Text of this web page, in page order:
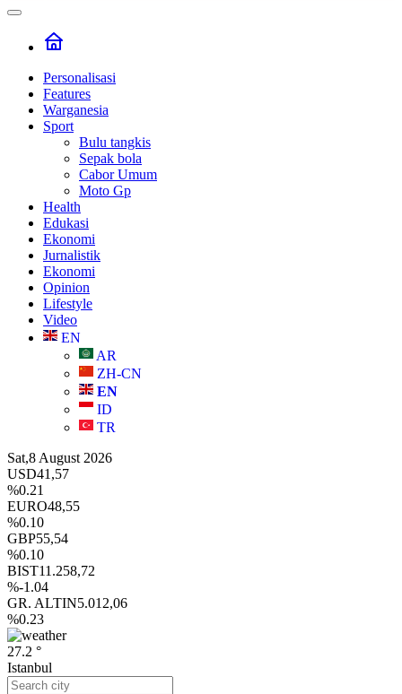
Personalisasi
Features
Warganesia
Sport
Bulu tangkis
Sepak bola
Cabor Umum
Moto Gp
Health
Edukasi
Ekonomi
Jurnalistik
Ekonomi
Opinion
Lifestyle
Video
EN
AR
ZH-CN
EN
ID
TR
Sat,8 August 2026
USD41,57
%0.21
EURO48,55
%0.10
GBP55,54
%0.10
BIST11.258,72
%-1.04
GR. ALTIN5.012,06
%0.23
27.2 °
Istanbul